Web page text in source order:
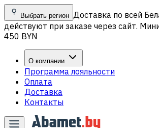
Выбрать регион Доставка по всей
действуют при заказе через сайт.
450 BYN
О компании
Программа лояльности
Оплата
Доставка
Контакты